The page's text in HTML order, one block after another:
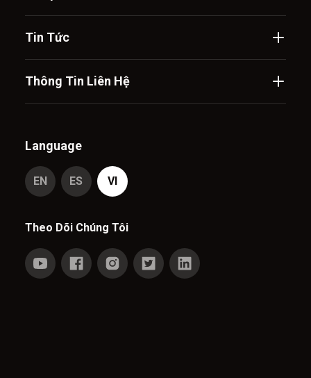
Tin Tức
Thông Tin Liên Hệ
Language
EN ES VI
Theo Dõi Chúng Tôi